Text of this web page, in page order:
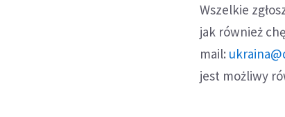
Wszelkie
jak również
mail:
jest możliwy